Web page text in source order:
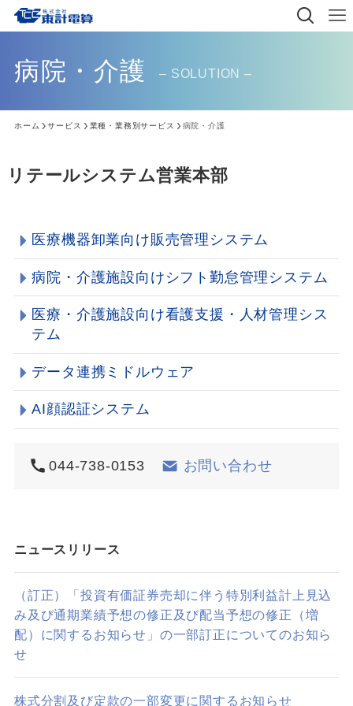
病院・介護 – SOLUTION –
ホーム サービス 業種・業務別サービス 病院・介護
リテールシステム営業本部
医療機器卸業向け販売管理システム
病院・介護施設向けシフト勤怠管理システム
医療・介護施設向け看護支援・人材管理シス
テム
データ連携ミドルウェア
AI顔認証システム
044-738-0153 お問い合わせ
ニュースリリース
（訂正）「投資有価証券売却に伴う特別利益計上見込
み及び通期業績予想の修正及び配当予想の修正（増
配）に関するお知らせ」の一部訂正についてのお知ら
せ
株式分割及び定款の一部変更に関するお知らせ